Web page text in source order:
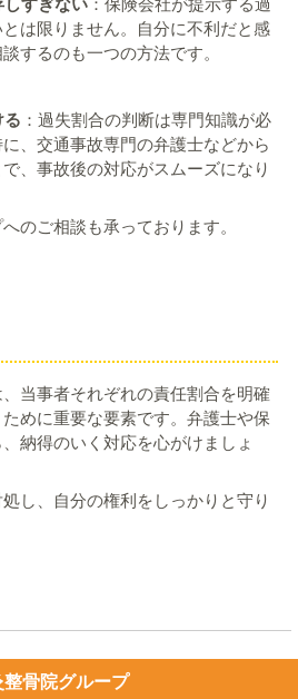
は限りません。自分に不利だと感
するのも一つの方法です。
：過失割合の判断は専門知識が必
、交通事故専門の弁護士などから
、事故後の対応がスムーズになり
のご相談も承っております。
当事者それぞれの責任割合を明確
めに重要な要素です。弁護士や保
納得のいく対応を心がけましょ
し、自分の権利をしっかりと守り
骨院グループ